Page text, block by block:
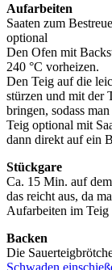
Aufarbeiten
Saaten zum
optional
Den Ofen mit
240 °C vorheizen.
Den Teig auf die
stürzen und mit der
bringen, sodass
Teig optional mit
dann direkt auf ein
Stückgare
Ca. 15 Min. auf
das reicht aus, da
Aufarbeiten im Teig
Backen
Die
Schwaden